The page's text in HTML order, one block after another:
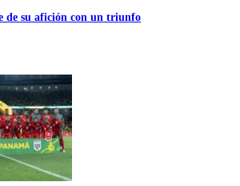
de su afición con un triunfo